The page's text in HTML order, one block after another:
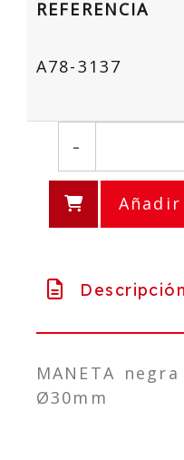
REFERENCIA
A78-3137
-
Descripción
MANETA negra
Ø30mm